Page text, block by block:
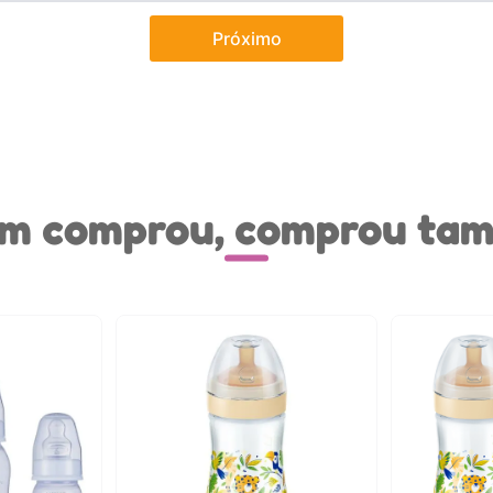
Próximo
comprou, comprou